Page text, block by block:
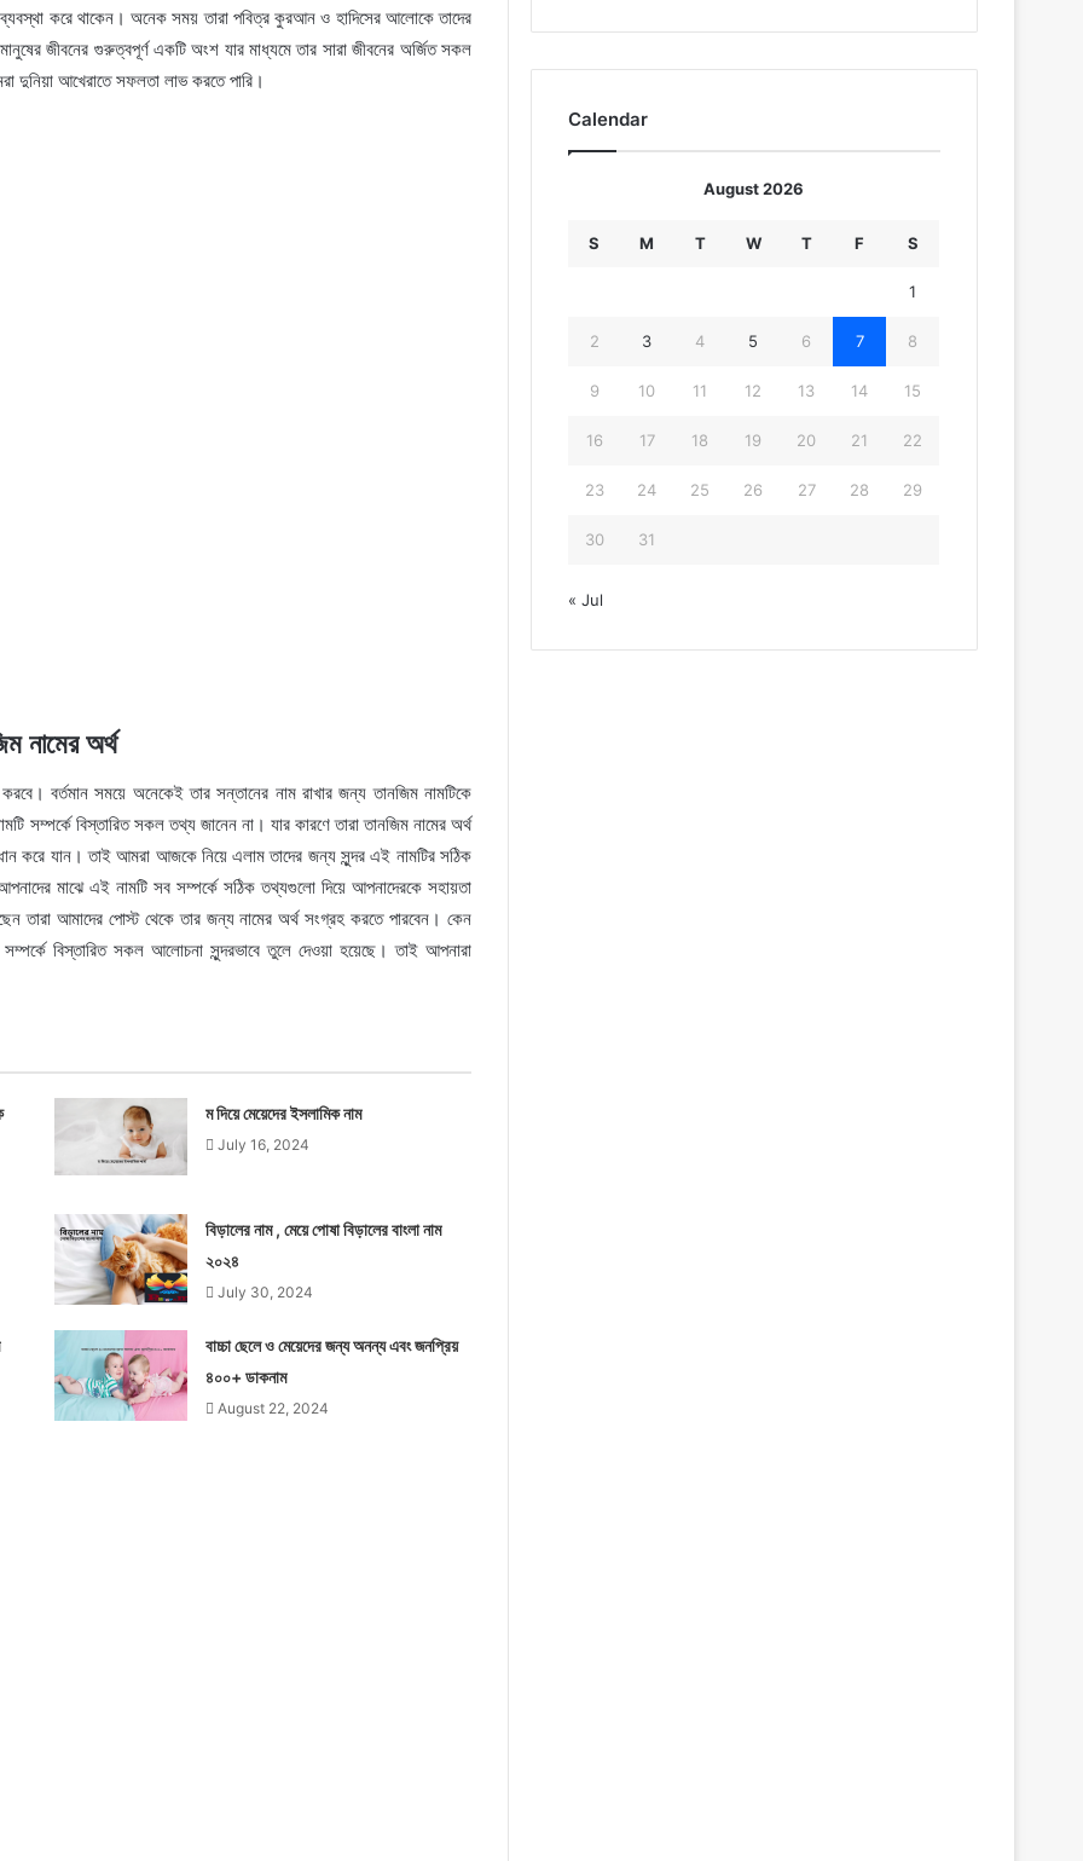
ব্যবস্থা করে থাকেন। অনেক সময় তারা পবিত্র কুরআন ও হাদিসের আলোকে তাদের
জীবনের গুরুত্বপূর্ণ একটি অংশ যার মাধ্যমে তার সারা জীবনের অর্জিত সকল
দুনিয়া আখেরাতে সফলতা লাভ করতে পারি।
নামের অর্থ
বর্তমান সময়ে অনেকেই তার সন্তানের নাম রাখার জন্য তানজিম নামটিকে
সম্পর্কে বিস্তারিত সকল তথ্য জানেন না। যার কারণে তারা তানজিম নামের অর্থ
করে যান। তাই আমরা আজকে নিয়ে এলাম তাদের জন্য সুন্দর এই নামটির সঠিক
মাঝে এই নামটি সব সম্পর্কে সঠিক তথ্যগুলো দিয়ে আপনাদেরকে সহায়তা
তারা আমাদের পোস্ট থেকে তার জন্য নামের অর্থ সংগ্রহ করতে পারবেন। কেন
বিস্তারিত সকল আলোচনা সুন্দরভাবে তুলে দেওয়া হয়েছে। তাই আপনারা
ম দিয়ে মেয়েদের ইসলামিক নাম
July 16, 2024
বিড়ালের নাম , মেয়ে পোষা বিড়ালের বাংলা নাম
২০২৪
July 30, 2024
বাচ্চা ছেলে ও মেয়েদের জন্য অনন্য এবং জনপ্রিয়
৪০০+ ডাকনাম
August 22, 2024
Calendar
August 2026
S M T W T F S
1
2 3 4 5 6 7 8
9 10 11 12 13 14 15
16 17 18 19 20 21 22
23 24 25 26 27 28 29
30 31
« Jul